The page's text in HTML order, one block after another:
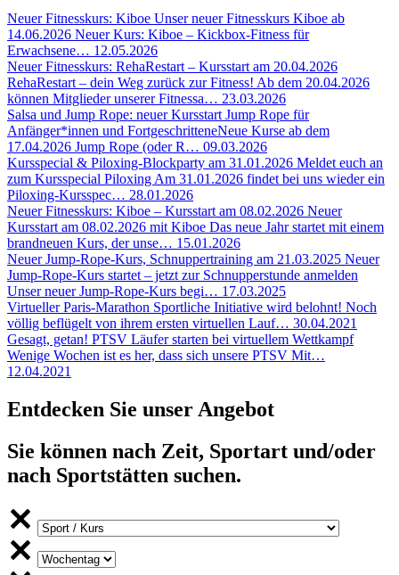
Neuer Fitnesskurs: Kiboe Unser neuer Fitnesskurs Kiboe ab
14.06.2026 Neuer Kurs: Kiboe – Kickbox-Fitness für
Erwachsene… 12.05.2026
Neuer Fitnesskurs: RehaRestart – Kursstart am 20.04.2026
RehaRestart – dein Weg zurück zur Fitness! Ab dem 20.04.2026
können Mitglieder unserer Fitnessa… 23.03.2026
Salsa und Jump Rope: neuer Kursstart Jump Rope für
Anfänger*innen und FortgeschritteneNeue Kurse ab dem
17.04.2026 Jump Rope (oder R… 09.03.2026
Kursspecial & Piloxing-Blockparty am 31.01.2026 Meldet euch an
zum Kursspecial Piloxing Am 31.01.2026 findet bei uns wieder ein
Piloxing-Kursspec… 28.01.2026
Neuer Fitnesskurs: Kiboe – Kursstart am 08.02.2026 Neuer
Kursstart am 08.02.2026 mit Kiboe Das neue Jahr startet mit einem
brandneuen Kurs, der unse… 15.01.2026
Neuer Jump-Rope-Kurs, Schnuppertraining am 21.03.2025 Neuer
Jump-Rope-Kurs startet – jetzt zur Schnupperstunde anmelden
Unser neuer Jump-Rope-Kurs begi… 17.03.2025
Virtueller Paris-Marathon Sportliche Initiative wird belohnt! Noch
völlig beflügelt von ihrem ersten virtuellen Lauf… 30.04.2021
Gesagt, getan! PTSV Läufer starten bei virtuellem Wettkampf
Wenige Wochen ist es her, dass sich unsere PTSV Mit…
12.04.2021
Entdecken Sie unser Angebot
Sie können nach Zeit, Sportart und/oder
nach Sportstätten suchen.